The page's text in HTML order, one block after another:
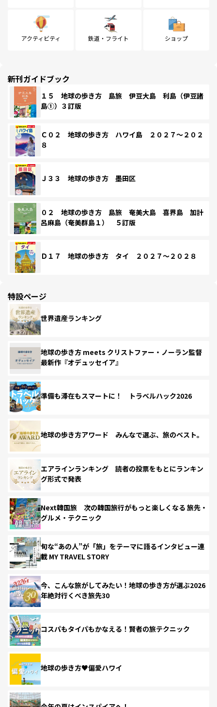
アクティビティ 鉄道・フライト ショップ
新刊ガイドブック
１５ 地球の歩き方 島旅 伊豆大島 利島（伊豆諸
島①）３訂版
Ｃ０２ 地球の歩き方 ハワイ島 ２０２７～２０２
８
Ｊ３３ 地球の歩き方 墨田区
０２ 地球の歩き方 島旅 奄美大島 喜界島 加計
呂麻島（奄美群島１） ５訂版
Ｄ１７ 地球の歩き方 タイ ２０２７～２０２８
特設ページ
世界遺産ランキング
地球の歩き方 meets クリストファー・ノーラン監督
最新作『オデュッセイア』
準備も滞在もスマートに！ トラベルハック2026
地球の歩き方アワード みんなで選ぶ、旅のベスト。
エアラインランキング 読者の投票をもとにランキン
グ形式で発表
Next韓国旅 次の韓国旅行がもっと楽しくなる 旅先・
グルメ・テクニック
旬な“あの人”が「旅」をテーマに語るインタビュー連
載 MY TRAVEL STORY
今、こんな旅がしてみたい！地球の歩き方が選ぶ2026
年絶対行くべき旅先30
コスパもタイパもかなえる！賢者の旅テクニック
地球の歩き方♥偏愛ハワイ